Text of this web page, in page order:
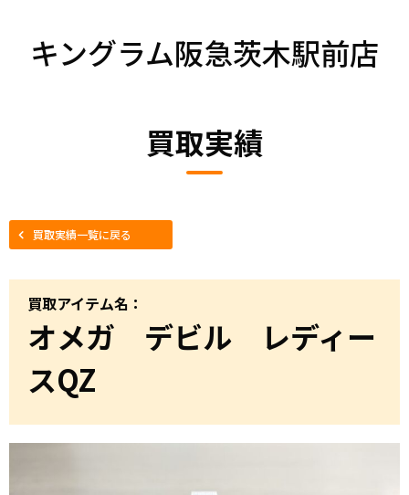
キングラム阪急茨木駅前店
買取実績
買取実績一覧に戻る
買取アイテム名：
オメガ デビル レディー
スQZ